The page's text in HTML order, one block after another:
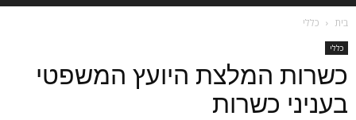
בית כללי
כללי
כשרות המלצת היועץ המשפטי
בעניני כשרות